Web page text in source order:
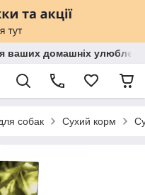
ваших домашніх
собак Сухий корм